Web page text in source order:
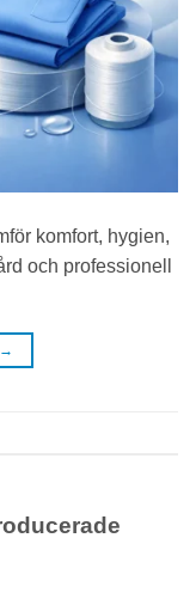
komfort, hygien,
och professionell
→